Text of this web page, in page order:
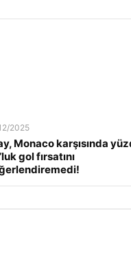
2025
Monaco karşısında
gol fırsatını